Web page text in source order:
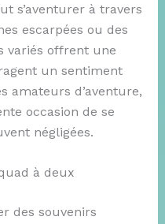
s’aventurer à travers
escarpées ou des
variés offrent une
un sentiment
amateurs d’aventure,
occasion de se
négligées.
à deux
des souvenirs